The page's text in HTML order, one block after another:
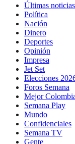
Últimas noticias
Política
Nación
Dinero
Deportes
Opinión
Impresa
Jet Set
Elecciones
Foros Semana
Mejor
Semana Play
Mundo
Confidenciales
Semana TV
Gente